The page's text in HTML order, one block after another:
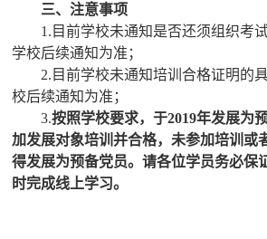
三、注意事项
1.目前学校未通知是否还须组织考试
学校后续通知为准；
2.目前学校未通知培训合格证明的
校后续通知为准；
3.按照学校要求，于2019年发展为
加发展对象培训并合格，未参加培训或
得发展为预备党员。请各位学员务必保
时完成线上学习。